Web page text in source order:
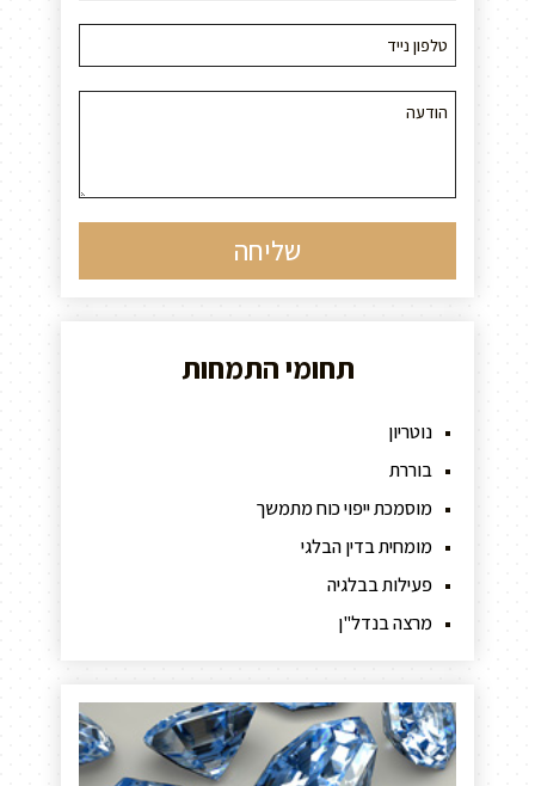
תחומי התמחות
נוטריון
בוררת
מוסמכת ייפוי כוח מתמשך
מומחית בדין הבלגי
פעילות בבלגיה
מרצה בנדל"ן